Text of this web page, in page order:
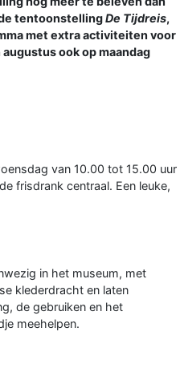
tentoonstellingDe Tijdreis,
met extra activiteiten voor
ook op maandag
van 10.00 tot 15.00 uur
frisdrank centraal. Een leuke,
in het museum, met
klederdracht en laten
de gebruiken en het
meehelpen.